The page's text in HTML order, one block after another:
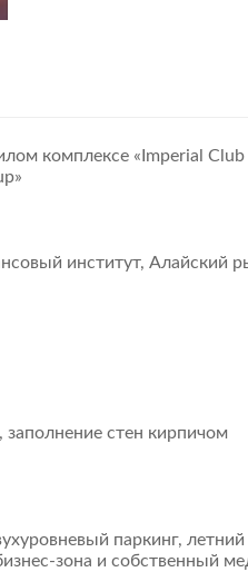
комплексе «Imperial Club
институт, Алайский
стен кирпичом
паркинг,
зона и собственный